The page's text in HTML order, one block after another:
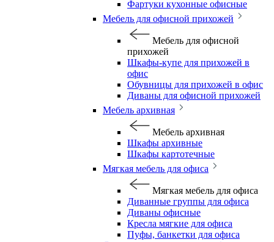
Фартуки кухонные офисные
Мебель для офисной прихожей
Мебель для офисной
прихожей
Шкафы-купе для прихожей в
офис
Обувницы для прихожей в офис
Диваны для офисной прихожей
Мебель архивная
Мебель архивная
Шкафы архивные
Шкафы картотечные
Мягкая мебель для офиса
Мягкая мебель для офиса
Диванные группы для офиса
Диваны офисные
Кресла мягкие для офиса
Пуфы, банкетки для офиса